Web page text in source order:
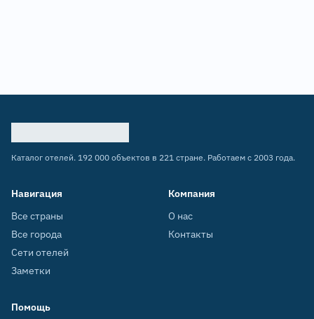
Каталог отелей. 192 000 объектов в 221 стране. Работаем с 2003 года.
Навигация
Все страны
Все города
Сети отелей
Заметки
Компания
О нас
Контакты
Помощь